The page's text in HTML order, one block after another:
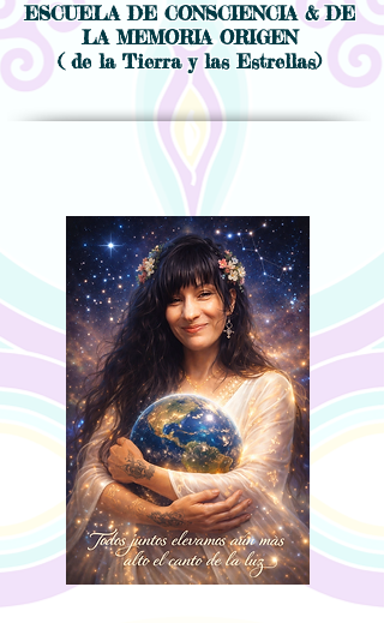
ESCUELA DE CONSCIENCIA & DE
LA MEMORIA ORIGEN
( de la Tierra y las Estrellas)